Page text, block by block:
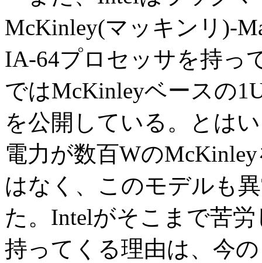
McKinley(マッキンリ)-
IA-64プロセッサを持っ
ではMcKinleyベースの
を公開している。とは
電力が数百Wの
はなく、このモデルも
た。Intelがそこまで苦
持ってくる理由は、今